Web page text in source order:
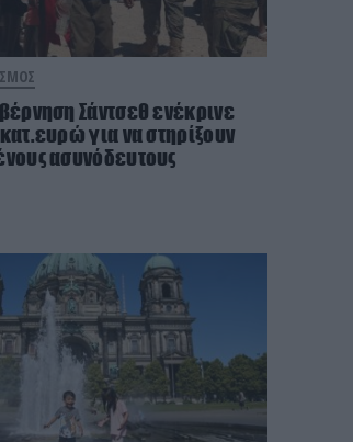
Σάντσεθ ενέκρινε
για να στηρίξουν
ασυνόδευτους